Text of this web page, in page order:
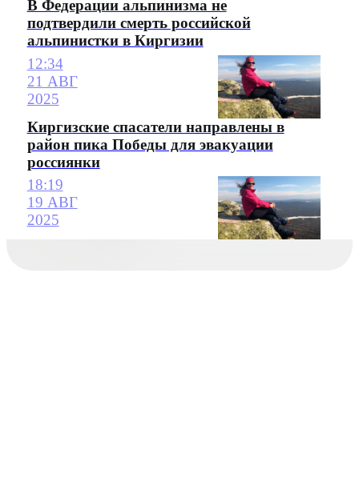
В Федерации альпинизма не
подтвердили смерть российской
альпинистки в Киргизии
12:34
21 АВГ
2025
Киргизские спасатели направлены в
район пика Победы для эвакуации
россиянки
18:19
19 АВГ
2025